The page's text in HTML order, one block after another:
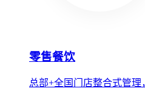
零售餐饮
总部+全国门店整合式管